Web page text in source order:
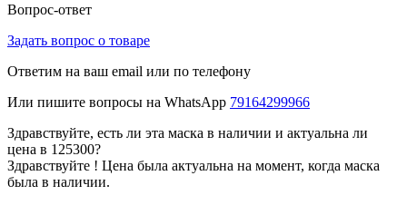
Вопрос-ответ
Задать вопрос о товаре
Ответим на ваш email или по телефону
Или пишите вопросы на WhatsApp 79164299966
Здравствуйте, есть ли эта маска в наличии и актуальна ли
цена в 125300?
Здравствуйте ! Цена была актуальна на момент, когда маска
была в наличии.